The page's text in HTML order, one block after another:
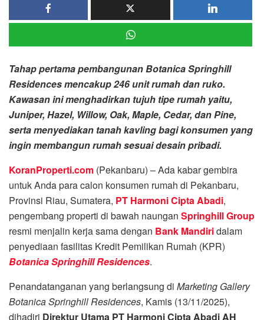
Tahap pertama pembangunan Botanica Springhill
Residences mencakup 246 unit rumah dan ruko.
Kawasan ini menghadirkan tujuh tipe rumah yaitu,
Juniper, Hazel, Willow, Oak, Maple, Cedar, dan Pine,
serta menyediakan tanah kavling bagi konsumen yang
ingin membangun rumah sesuai desain pribadi.
KoranProperti.com (Pekanbaru) – Ada kabar gembira
untuk Anda para calon konsumen rumah di Pekanbaru,
Provinsi Riau, Sumatera, PT Harmoni Cipta Abadi,
pengembang properti di bawah naungan Springhill Group
resmi menjalin kerja sama dengan Bank Mandiridalam
penyediaan fasilitas Kredit Pemilikan Rumah (KPR)
Botanica Springhill Residences.
Penandatanganan yang berlangsung di Marketing Gallery
Botanica Springhill Residences, Kamis (13/11/2025),
dihadiri Direktur Utama PT Harmoni Cipta Abadi AH